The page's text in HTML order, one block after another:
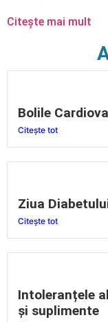
Citește mai mult
Bolile
Citește tot
Ziua
Citește tot
Intoleranțele
și suplimente